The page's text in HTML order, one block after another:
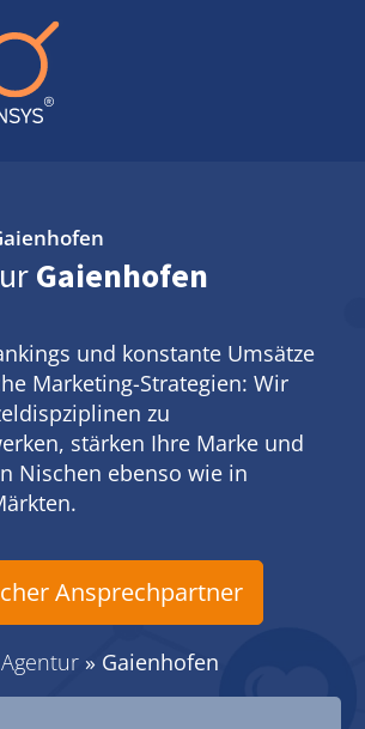
Gaienhofen
und konstante Umsätze
Marketing-Strategien: Wir
zu
stärken Ihre Marke und
Nischen ebenso wie in
Ansprechpartner
» Gaienhofen